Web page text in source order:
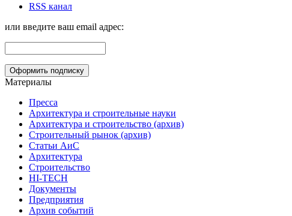
RSS канал
или введите ваш email адрес:
Материалы
Пресса
Архитектура и строительные науки
Архитектура и строительство (архив)
Строительный рынок (архив)
Статьи АиС
Архитектура
Строительство
HI-TECH
Документы
Предприятия
Архив событий